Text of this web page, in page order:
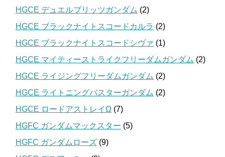
HGCE デュエルブリッツガンダム (2)
HGCE ブラックナイトスコードカルラ (2)
HGCE ブラックナイトスコードシヴァ (1)
HGCE マイティーストライクフリーダムガンダム (2)
HGCE ライジングフリーダムガンダム (2)
HGCE ライトニングバスターガンダム (2)
HGCE ロードアストレイΩ (7)
HGFC ガンダムマックスター (5)
HGFC ガンダムローズ (9)